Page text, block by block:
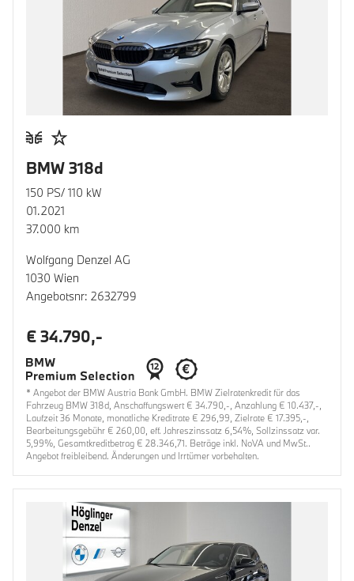
BMW 318d
150 PS/ 110 kW
01.2021
37.000 km
Wolfgang Denzel AG
1030 Wien
Angebotsnr: 2632799
€ 34.790,-
* Angebot der BMW Austria Bank GmbH. BMW Zielratenkredit für das
Fahrzeug BMW 318d, Anschaffungswert € 34.790,-, Anzahlung € 10.437,-,
Laufzeit 36 Monate, monatliche Kreditrate € 296,99, Zielrate € 17.395,-,
Bearbeitungsgebühr € 260,00, eff. Jahreszinssatz 6,54%, Sollzinssatz var.
5,99%, Gesamtkreditbetrag € 28.346,71. Beträge inkl. NoVA und MwSt..
Angebot freibleibend. Änderungen und Irrtümer vorbehalten.